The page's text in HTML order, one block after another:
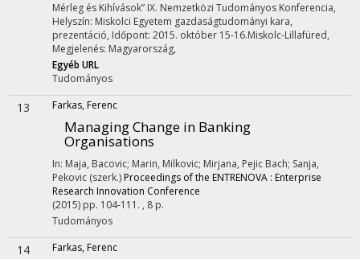
Mérleg és Kihívások” IX. Nemzetközi Tudományos Konferencia,
Helyszín: Miskolci Egyetem gazdaságtudományi kara,
prezentáció, Időpont: 2015. október 15-16.Miskolc-Lillafüred,
Megjelenés: Magyarország,
Egyéb URL
Tudományos
13 Farkas, Ferenc
Managing Change in Banking
Organisations
In: Maja, Bacovic; Marin, Milkovic; Mirjana, Pejic Bach; Sanja,
Pekovic (szerk.) Proceedings of the ENTRENOVA : Enterprise
Research Innovation Conference
(2015) pp. 104-111. , 8 p.
Tudományos
14 Farkas, Ferenc